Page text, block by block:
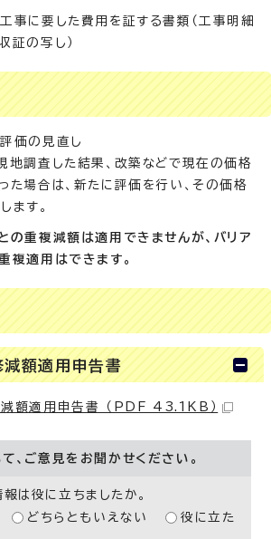
事に要した費用を証する書類（工事明細
証の写し）
価の見直し
地調査した結果、改築などで現在の価格
た場合は、新たに評価を行い、その価格
ます。
の重複減額は適用できませんが、バリア
複適用はできます。
額適用申告書
額適用申告書 （PDF 43.1KB）
、ご意見をお聞かせください。
は役に立ちましたか。
どちらともいえない
役に立た